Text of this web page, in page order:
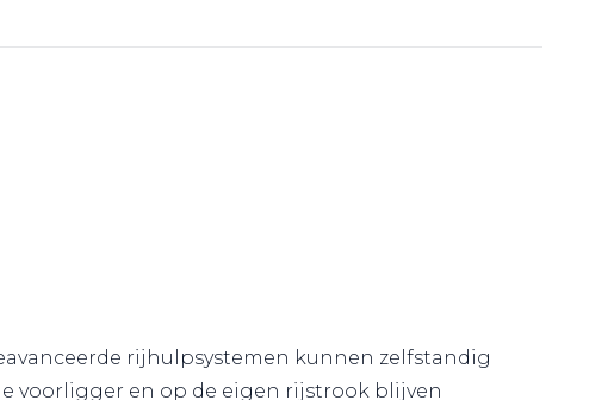
rijhulpsystemen kunnen zelfstandig
voorligger en op de eigen rijstrook blijven